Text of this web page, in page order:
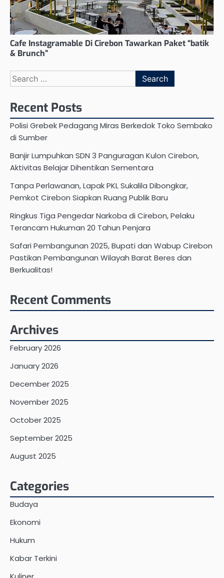
Cafe Instagramable Di Cirebon Tawarkan Paket “batik
& Brunch”
Search
for:
Recent Posts
Polisi Grebek Pedagang Miras Berkedok Toko Sembako
di Sumber
Banjir Lumpuhkan SDN 3 Panguragan Kulon Cirebon,
Aktivitas Belajar Dihentikan Sementara
Tanpa Perlawanan, Lapak PKL Sukalila Dibongkar,
Pemkot Cirebon Siapkan Ruang Publik Baru
Ringkus Tiga Pengedar Narkoba di Cirebon, Pelaku
Terancam Hukuman 20 Tahun Penjara
Safari Pembangunan 2025, Bupati dan Wabup Cirebon
Pastikan Pembangunan Wilayah Barat Beres dan
Berkualitas!
Recent Comments
Archives
February 2026
January 2026
December 2025
November 2025
October 2025
September 2025
August 2025
Categories
Budaya
Ekonomi
Hukum
Kabar Terkini